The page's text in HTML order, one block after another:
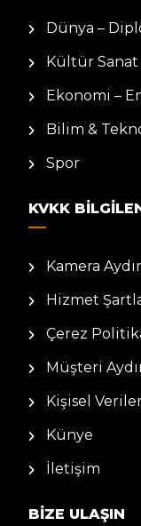
Dünya –
Kültür Sanat
Ekonomi –
Bilim &
Spor
KVKK
Kamera
Hizmet
Çerez
Müşteri
Kişisel
Künye
İletişim
BIZE ULAŞIN